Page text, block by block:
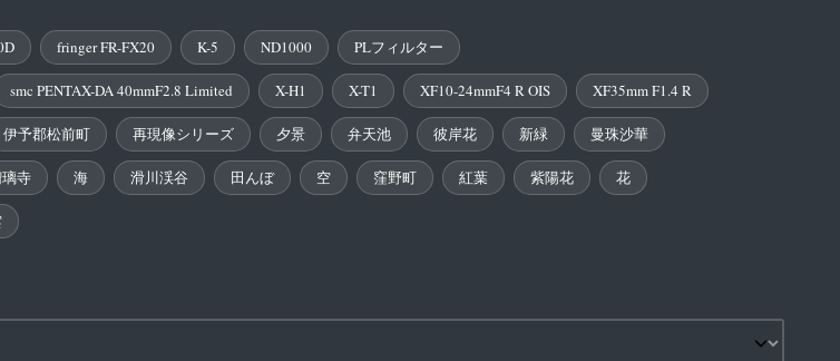
fringer FR-FX20 K-5 ND1000 PLフィルター
smc PENTAX-DA 40mmF2.8 Limited X-H1 X-T1 XF10-24mmF4 R OIS XF35mm F1.4 R
伊予郡松前町 再現像シリーズ 夕景 弁天池 彼岸花 新緑 曼珠沙華
寺 海 滑川渓谷 田んぼ 空 窪野町 紅葉 紫陽花 花